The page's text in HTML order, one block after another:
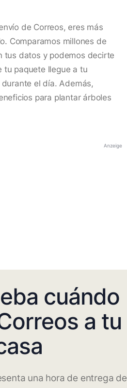
de Correos, eres más
Comparamos millones de
tus datos y podemos decirte
tu paquete llegue a tu
el día. Además,
para plantar árboles
Anzeige
cuándo
a tu
una hora de entrega de